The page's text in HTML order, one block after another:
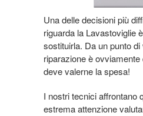
Una delle decisioni più
riguarda la Lavastoviglie
sostituirla. Da un punto
riparazione è
deve valerne la spesa!
I nostri tecnici affrontano
estrema attenzione